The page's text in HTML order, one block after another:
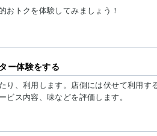
おトクを体験してみましょう！
ー体験をする
り、利用します。店側には伏せて利用
ビス内容、味などを評価します。